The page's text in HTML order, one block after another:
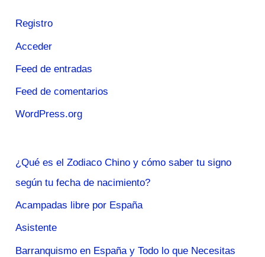
Registro
Acceder
Feed de entradas
Feed de comentarios
WordPress.org
¿Qué es el Zodiaco Chino y cómo saber tu signo
según tu fecha de nacimiento?
Acampadas libre por España
Asistente
Barranquismo en España y Todo lo que Necesitas